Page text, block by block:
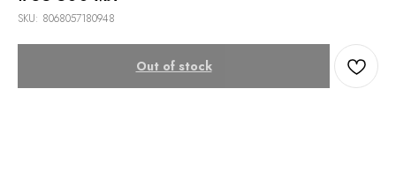
SKU: 8068057180948
Out of stock